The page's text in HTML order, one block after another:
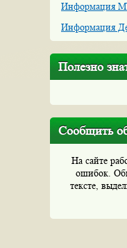
Информация
Информация
Полезно
Сообщить
На сайте
ошибок.
тексте,